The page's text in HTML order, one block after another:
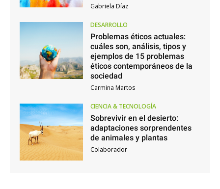
Gabriela Díaz
DESARROLLO
Problemas éticos actuales:
cuáles son, análisis, tipos y
ejemplos de 15 problemas
éticos contemporáneos de la
sociedad
Carmina Martos
CIENCIA & TECNOLOGÍA
Sobrevivir en el desierto:
adaptaciones sorprendentes
de animales y plantas
Colaborador